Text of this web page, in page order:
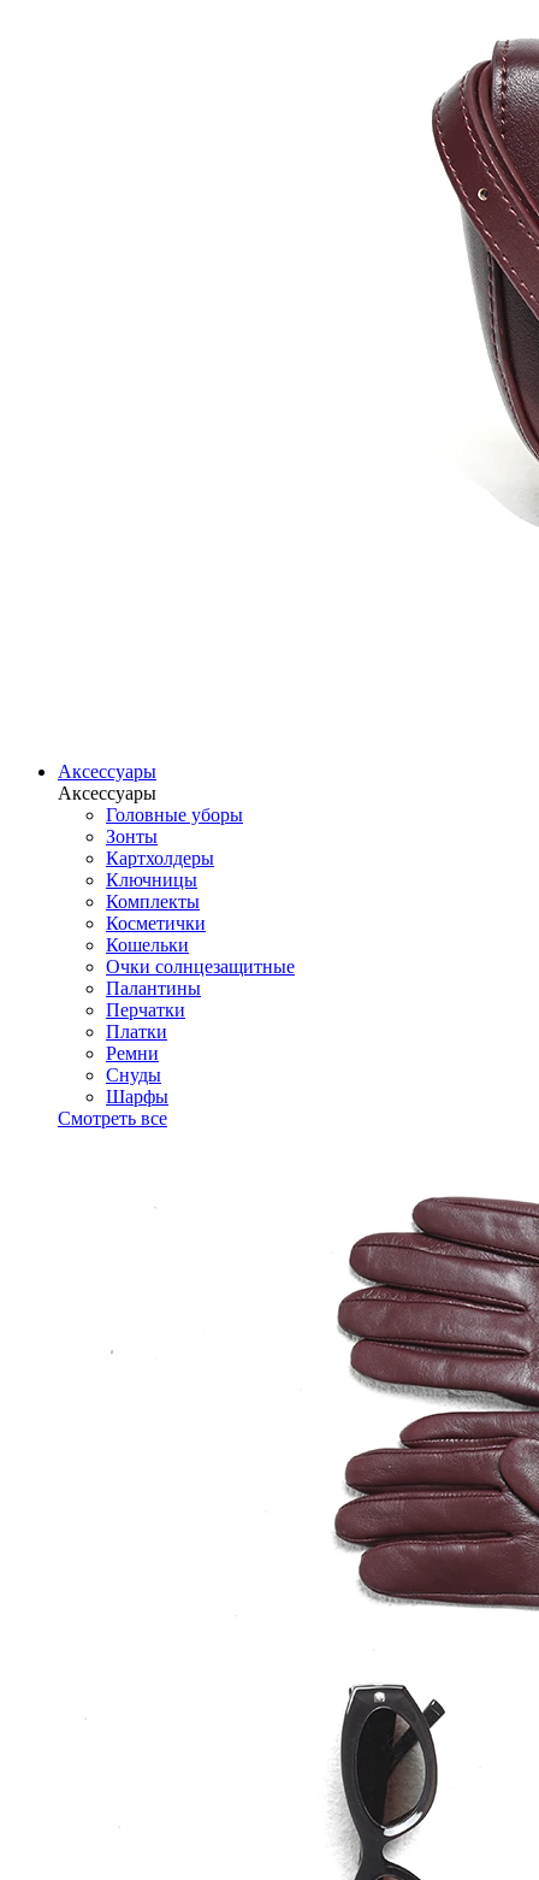
Аксессуары
Аксессуары
Головные уборы
Зонты
Картхолдеры
Ключницы
Комплекты
Косметички
Кошельки
Очки солнцезащитные
Палантины
Перчатки
Платки
Ремни
Снуды
Шарфы
Смотреть все